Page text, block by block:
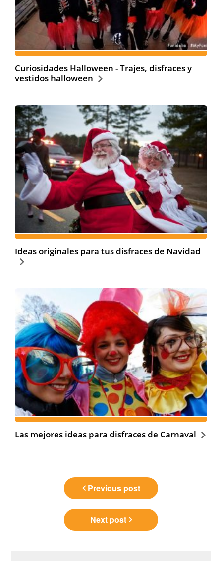
Curiosidades Halloween - Trajes, disfraces y
vestidos halloween
Ideas originales para tus disfraces de Navidad
Las mejores ideas para disfraces de Carnaval
Navegación
Previous post
Next post